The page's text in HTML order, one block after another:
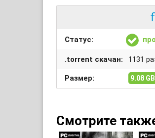
Статус:
.torrent скачан: 1131
Размер: 9.08 GB
Смотрите